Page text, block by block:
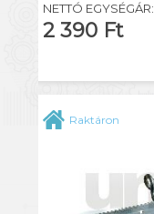
NETTÓ EGYSÉGÁR:
2 390 Ft
Raktáron